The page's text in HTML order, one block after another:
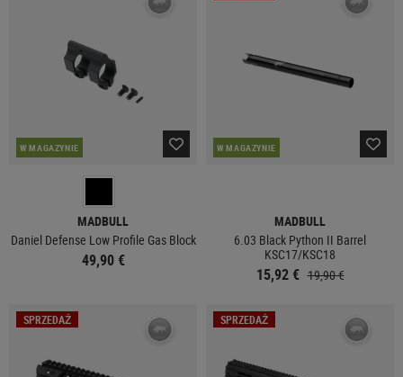
W MAGAZYNIE
MADBULL
Daniel Defense Low Profile Gas Block
49,90 €
W MAGAZYNIE
MADBULL
6.03 Black Python II Barrel
KSC17/KSC18
15,92 € 19,90 €
SPRZEDAŻ SPRZEDAŻ